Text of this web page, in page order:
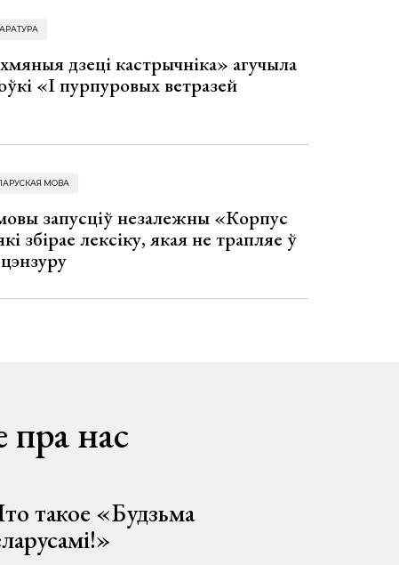
дзеці кастрычніка» агучыла
«І пурпуровых ветразей
МОВА
запусціў незалежны «Корпус
збірае лексіку, якая не трапляе ў
нас
такое «Будзьма